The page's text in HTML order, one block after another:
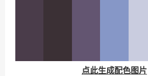
点此生成配色图片